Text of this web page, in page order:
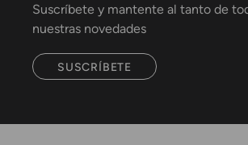
Suscríbete y mantente al tanto de
nuestras novedades
SUSCRÍBETE